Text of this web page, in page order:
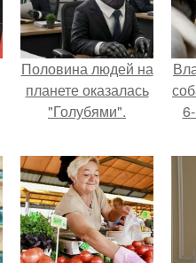
Половина людей на
планете оказалась
"Голубями".